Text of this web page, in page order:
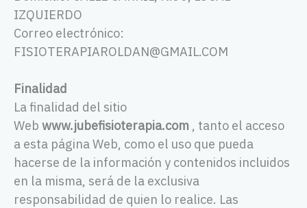
IZQUIERDO
Correo electrónico:
FISIOTERAPIAROLDAN@GMAIL.COM
Finalidad
La finalidad del sitio
Web www.jubefisioterapia.com , tanto el acceso
a esta página Web, como el uso que pueda
hacerse de la información y contenidos incluidos
en la misma, será de la exclusiva
responsabilidad de quien lo realice. Las